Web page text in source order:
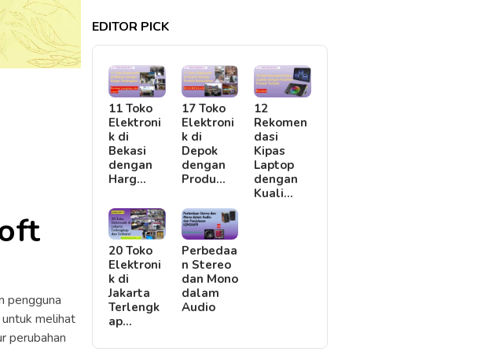
pengguna
melihat
perubahan
EDITOR PICK
11 Toko
Elektroni
k di
Bekasi
dengan
Harg…
17 Toko
Elektroni
k di
Depok
dengan
Produ…
12
Rekomen
dasi
Kipas
Laptop
dengan
Kuali…
20 Toko
Elektroni
k di
Jakarta
Terlengk
ap…
Perbedaa
n Stereo
dan Mono
dalam
Audio